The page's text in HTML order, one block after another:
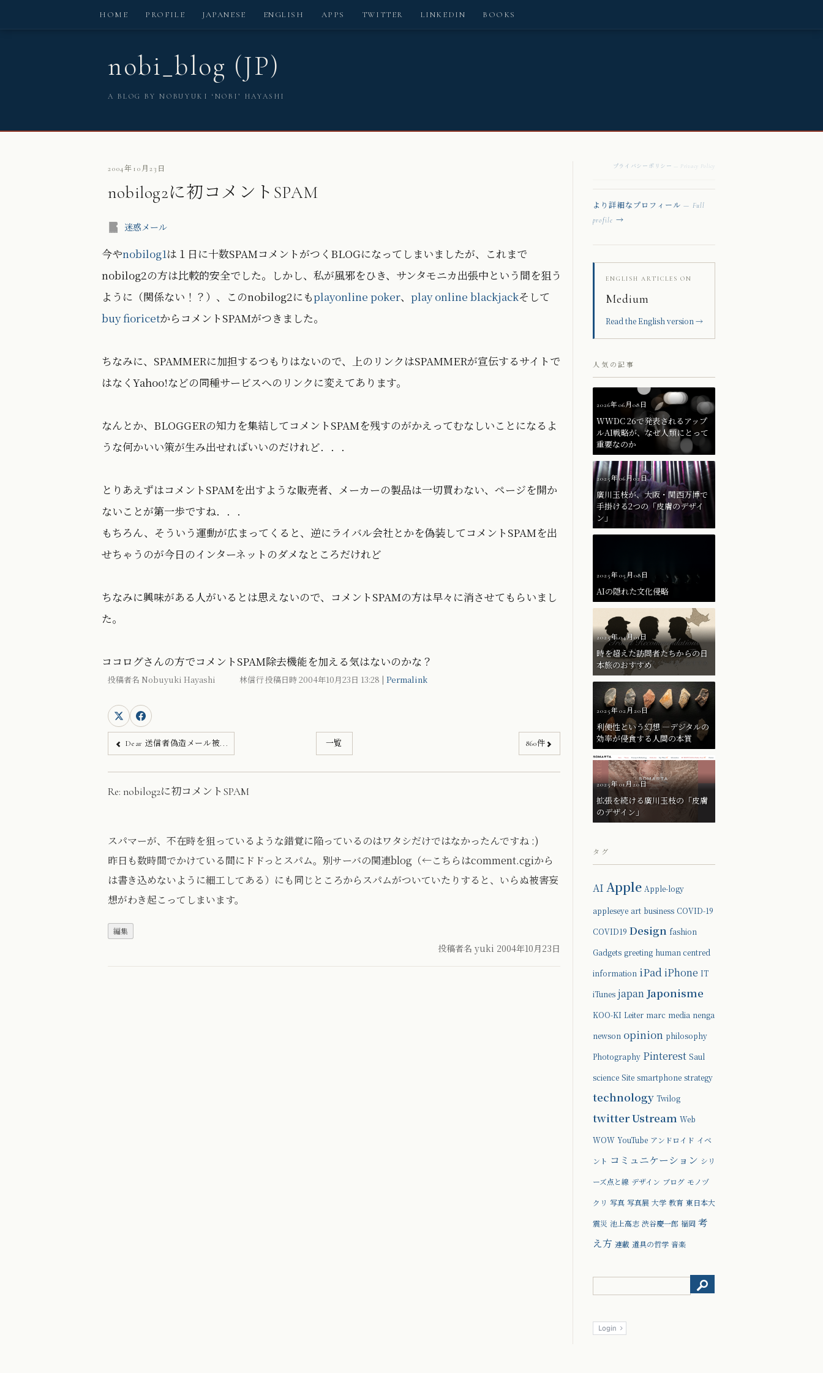
nobi_blog (JP)
A BLOG BY NOBUYUKI ‘NOBI’ HAYASHI
HOME PROFILE JAPANESE ENGLISH APPS TWITTER LINKEDIN BOOKS
2004年10月23日
nobilog2に初コメントSPAM
迷惑メール
今やnobilog1は１日に十数SPAMコメントがつくBLOGになってしまいましたが、これまで
nobilog2の方は比較的安全でした。しかし、私が風邪をひき、サンタモニカ出張中という間を狙う
ように（関係ない！？）、このnobilog2にもplayonline poker、 play online blackjackそして
buy fioricetからコメントSPAMがつきました。
ちなみに、SPAMMERに加担するつもりはないので、上のリンクはSPAMMERが宣伝するサイトで
はなくYahoo!などの同種サービスへのリンクに変えてあります。
なんとか、BLOGGERの知力を集結してコメントSPAMを残すのがかえってむなしいことになるよ
うな何かいい策が生み出せればいいのだけれど．．．
とりあえずはコメントSPAMを出すような販売者、メーカーの製品は一切買わない、ページを開か
ないことが第一歩ですね．．．
もちろん、そういう運動が広まってくると、逆にライバル会社とかを偽装してコメントSPAMを出
せちゃうのが今日のインターネットのダメなところだけれど
ちなみに興味がある人がいるとは思えないので、コメントSPAMの方は早々に消させてもらいまし
た。
ココログさんの方でコメントSPAM除去機能を加える気はないのかな？
投稿者名 Nobuyuki Hayashi 林信行 投稿日時 2004年10月23日 13:28 | Permalink
Dear 送信者偽造メール被... 860件
一覧
Re: nobilog2に初コメントSPAM
スパマーが、不在時を狙っているような錯覚に陥っているのはワタシだけではなかったんですね :)
昨日も数時間でかけている間にドドっとスパム。別サーバの関連blog（←こちらはcomment.cgiから
は書き込めないように細工してある）にも同じところからスパムがついていたりすると、いらぬ被害妄
想がわき起こってしまいます。
投稿者名 yuki 2004年10月23日
プライバシーポリシー — Privacy Policy
より詳細なプロフィール— Full
profile →
ENGLISH ARTICLES ON
Medium
Read the English version →
人気の記事
2026年06月08日
WWDC 26で発表されるアップ
ルAI戦略が、なぜ人類にとって
重要なのか
2025年06月02日
廣川玉枝が、大阪・関西万博で
手掛ける2つの「皮膚のデザイ
ン」
2025年05月08日
AIの隠れた文化侵略
2025年04月01日
時を超えた訪問者たちからの日
本旅のおすすめ
2025年02月20日
利便性という幻想 ―デジタルの
効率が侵食する人間の本質
2025年01月20日
拡張を続ける廣川玉枝の「皮膚
のデザイン」
タグ
AI Apple Apple-logy
appleseye art business COVID-19
COVID19 Design fashion
Gadgets greeting human centred
information iPadiPhone IT
iTunes japan Japonisme
KOO-KI Leiter marc media nenga
newson opinion philosophy
Photography Pinterest Saul
science Site smartphone strategy
technology Twilog
twitterUstream Web
WOW YouTube アンドロイド イベ
ント コミュニケーション シリ
ーズ点と線 デザイン ブログ モノヅ
クリ 写真 写真展 大学 教育 東日本大
震災 池上高志 渋谷慶一郎 福岡 考
え方 連載 道具の哲学 音楽